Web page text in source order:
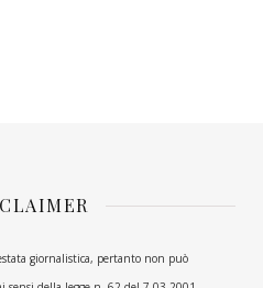
giornalistica, pertanto non può